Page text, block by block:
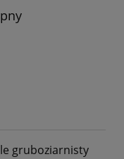
gruboziarnisty